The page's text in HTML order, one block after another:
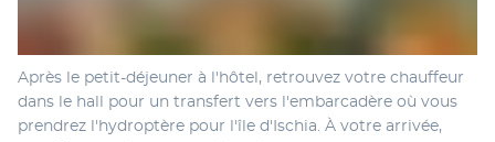
Après le petit-déjeuner à l'hôtel, retrouvez votre chauffeur
dans le hall pour un transfert vers l'embarcadère où vous
prendrez l'hydroptère pour l'île d'Ischia. À votre arrivée,